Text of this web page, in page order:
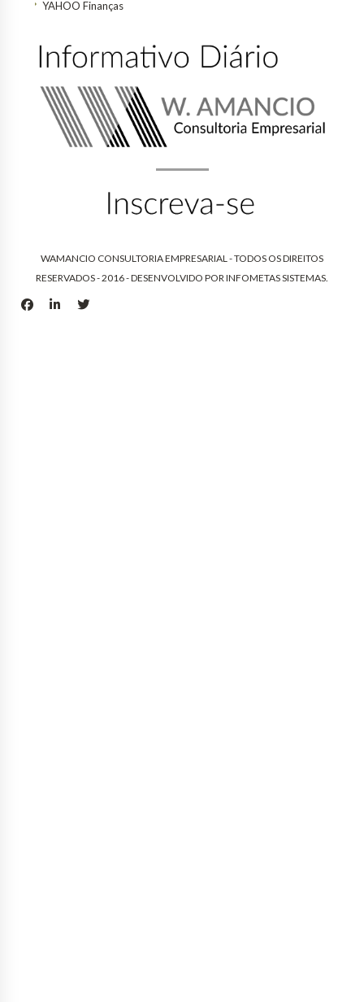
YAHOO Finanças
WAMANCIO CONSULTORIA EMPRESARIAL - TODOS OS DIREITOS
RESERVADOS - 2016 - DESENVOLVIDO PORINFOMETAS SISTEMAS.